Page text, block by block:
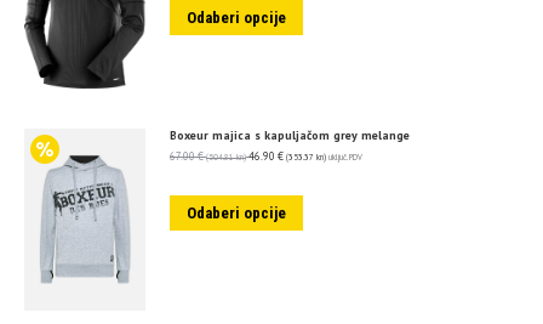
Odaberi opcije
Boxeur majica s kapuljačom grey melange
67.00€ (504.81 kn) 46.90 € (353.37 kn) uključ. PDV
Odaberi opcije